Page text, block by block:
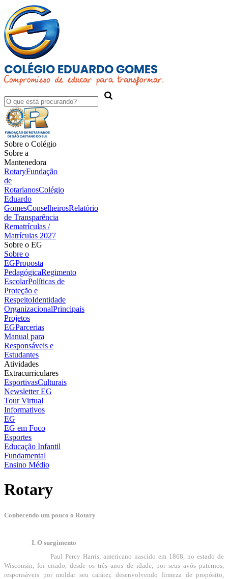
Sobre o Colégio
Sobre a
Mantenedora
RotaryFundação
de
RotarianosColégio
Eduardo
GomesConselheirosRelatório
de Transparência
Rematrículas /
Matrículas 2027
Sobre o EG
Sobre o
EGProposta
PedagógicaRegimento
EscolarPolíticas de
Proteção e
RespeitoIdentidade
OrganizacionalPrincipais
Projetos
EGParcerias
Manual para
Responsáveis e
Estudantes
Atividades
Extracurriculares
EsportivasCulturais
Newsletter EG
Tour Virtual
Informativos
EG
EG em Foco
Esportes
Educação Infantil
Fundamental
Ensino Médio
Rotary
Conhecendo um pouco o Rotary
I. O surgimento
Paul Percy Harris, americano nascido em 1868, no estado de
Wisconsin, foi criado, desde os três anos de idade, por seus avós paternos,
responsáveis por moldar seu caráter, desenvolvendo firmeza de propósito,